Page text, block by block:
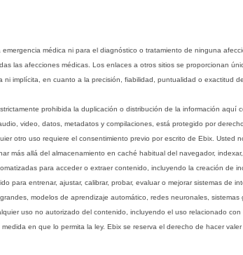
médica ni para el diagnóstico o tratamiento de ninguna
las afecciones médicas. Los enlaces a otros sitios se proporcionan
implícita, en cuanto a la precisión, fiabilidad, puntualidad o exactitud
prohibida la duplicación o distribución de la información aquí
video, datos, metadatos y compilaciones, está protegido por
otro uso requiere el consentimiento previo por escrito de Ebix. Usted
más allá del almacenamiento en caché habitual del navegador,
para acceder o extraer contenido, incluyendo la creación de
para entrenar, ajustar, calibrar, probar, evaluar o mejorar sistemas de
modelos de aprendizaje automático, redes neuronales,
uso no autorizado del contenido, incluyendo el uso relacionado
en que lo permita la ley. Ebix se reserva el derecho de hacer